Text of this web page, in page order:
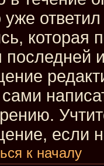
уже
которая
последней
сами
если
к началу